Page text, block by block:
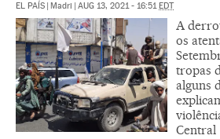
EL PAÍS Madri AUG 13, 2021 - 16:51 EDT
A
os
tropas
alguns
Central